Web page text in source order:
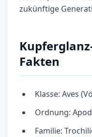
zukünftige
Fakten
Klasse: Aves
Ordnung:
Familie: